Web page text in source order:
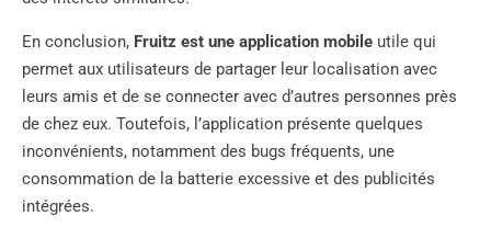
En conclusion, Fruitz est une application mobile utile qui
permet aux utilisateurs de partager leur localisation avec
leurs amis et de se connecter avec d’autres personnes près
de chez eux. Toutefois, l’application présente quelques
inconvénients, notamment des bugs fréquents, une
consommation de la batterie excessive et des publicités
intégrées.